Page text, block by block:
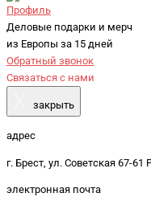
Профиль
Деловые подарки и мерч
из Европы за 15 дней
Обратный звонок
Связаться с нами
закрыть
адрес
г. Брест, ул. Советская 67-
электронная почта